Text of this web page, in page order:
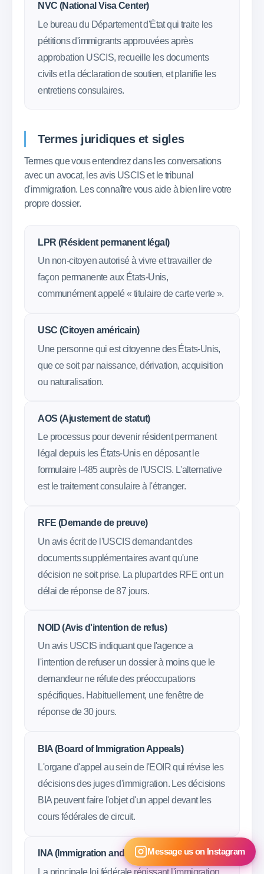
NVC (National Visa Center)
Le bureau du Département d'État qui traite les
pétitions d'immigrants approuvées après
approbation USCIS, recueille les documents
civils et la déclaration de soutien, et planifie les
entretiens consulaires.
Termes juridiques et sigles
Termes que vous entendrez dans les conversations
avec un avocat, les avis USCIS et le tribunal
d'immigration. Les connaître vous aide à bien lire votre
propre dossier.
LPR (Résident permanent légal)
Un non-citoyen autorisé à vivre et travailler de
façon permanente aux États-Unis,
communément appelé « titulaire de carte verte ».
USC (Citoyen américain)
Une personne qui est citoyenne des États-Unis,
que ce soit par naissance, dérivation, acquisition
ou naturalisation.
AOS (Ajustement de statut)
Le processus pour devenir résident permanent
légal depuis les États-Unis en déposant le
formulaire I-485 auprès de l'USCIS. L'alternative
est le traitement consulaire à l'étranger.
RFE (Demande de preuve)
Un avis écrit de l'USCIS demandant des
documents supplémentaires avant qu'une
décision ne soit prise. La plupart des RFE ont un
délai de réponse de 87 jours.
NOID (Avis d'intention de refus)
Un avis USCIS indiquant que l'agence a
l'intention de refuser un dossier à moins que le
demandeur ne réfute des préoccupations
spécifiques. Habituellement, une fenêtre de
réponse de 30 jours.
BIA (Board of Immigration Appeals)
L'organe d'appel au sein de l'EOIR qui révise les
décisions des juges d'immigration. Les décisions
BIA peuvent faire l'objet d'un appel devant les
cours fédérales de circuit.
INA (Immigration and Nationality Act)
La principale loi fédérale régissant l'immigration
Message us on Instagram